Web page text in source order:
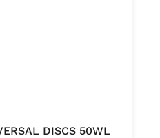
DISCS 50WL